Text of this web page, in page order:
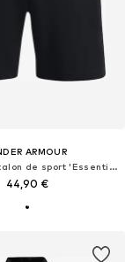
ARMOUR
Loosefit Pantalon de sport 'Essential'
44,90 €